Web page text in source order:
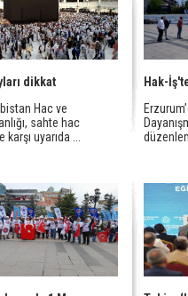
dikkat
Hac ve
sahte hac
uyarıda ...
Hak-